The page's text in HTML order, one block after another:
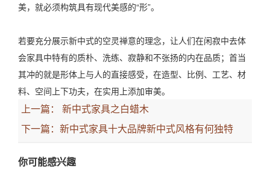
美，就必须构筑具有现代美感的“形”。
若要充分展示新中式的空灵禅意的理念，让人们在闲寂中去体
会家具中特有的质朴、洗练、寂静和不张扬的内在品质；首当
其冲的就是形体上与人的直接感受，在造型、比例、工艺、材
料、空间上下功夫，在实用上添加审美。
上一篇： 新中式家具之白蜡木
下一篇： 新中式家具十大品牌新中式风格有何独特
你可能感兴趣